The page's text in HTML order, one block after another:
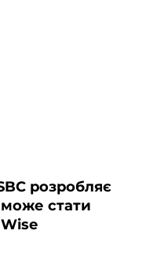
розробляє
стати